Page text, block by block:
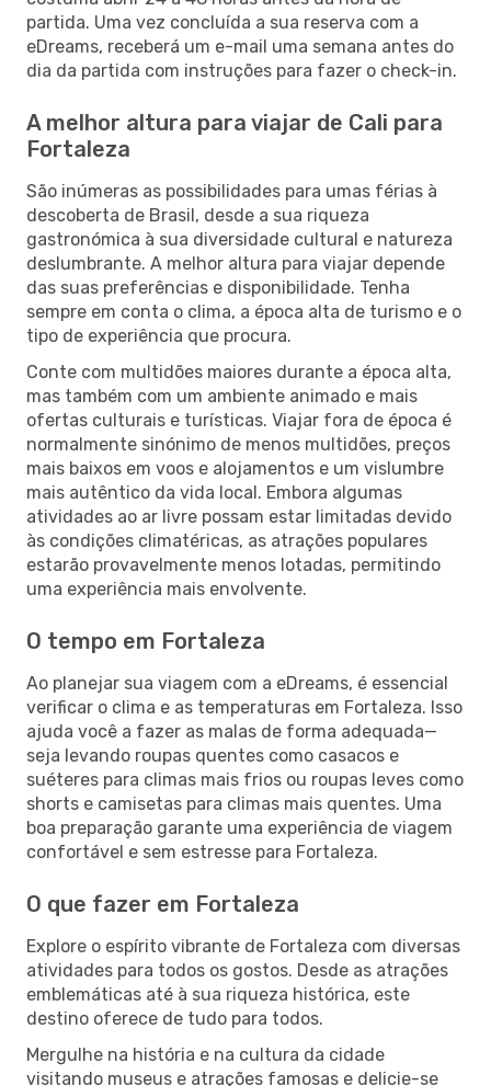
partida. Uma vez concluída a sua reserva com a
eDreams, receberá um e-mail uma semana antes do
dia da partida com instruções para fazer o check-in.
A melhor altura para viajar de Cali para
Fortaleza
São inúmeras as possibilidades para umas férias à
descoberta de Brasil, desde a sua riqueza
gastronómica à sua diversidade cultural e natureza
deslumbrante. A melhor altura para viajar depende
das suas preferências e disponibilidade. Tenha
sempre em conta o clima, a época alta de turismo e o
tipo de experiência que procura.
Conte com multidões maiores durante a época alta,
mas também com um ambiente animado e mais
ofertas culturais e turísticas. Viajar fora de época é
normalmente sinónimo de menos multidões, preços
mais baixos em voos e alojamentos e um vislumbre
mais autêntico da vida local. Embora algumas
atividades ao ar livre possam estar limitadas devido
às condições climatéricas, as atrações populares
estarão provavelmente menos lotadas, permitindo
uma experiência mais envolvente.
O tempo em Fortaleza
Ao planejar sua viagem com a eDreams, é essencial
verificar o clima e as temperaturas em Fortaleza. Isso
ajuda você a fazer as malas de forma adequada—
seja levando roupas quentes como casacos e
suéteres para climas mais frios ou roupas leves como
shorts e camisetas para climas mais quentes. Uma
boa preparação garante uma experiência de viagem
confortável e sem estresse para Fortaleza.
O que fazer em Fortaleza
Explore o espírito vibrante de Fortaleza com diversas
atividades para todos os gostos. Desde as atrações
emblemáticas até à sua riqueza histórica, este
destino oferece de tudo para todos.
Mergulhe na história e na cultura da cidade
visitando museus e atrações famosas e delicie-se